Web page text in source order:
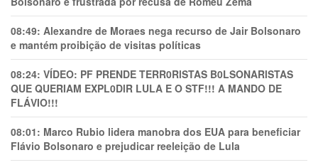
08:49: Alexandre de Moraes nega recurso de Jair Bolsonaro
e mantém proibição de visitas políticas
08:24: VÍDEO: PF PRENDE TERR0RlSTAS B0LSONARlSTAS
QUE QUERIAM EXPL0DlR LULA E O STF!!! A MANDO DE
FLÁVIO!!!
08:01: Marco Rubio lidera manobra dos EUA para beneficiar
Flávio Bolsonaro e prejudicar reeleição de Lula